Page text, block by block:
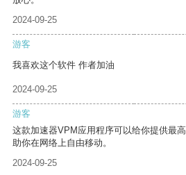
2024-09-25
游客
我喜欢这个软件 作者加油
2024-09-25
游客
这款加速器VPM应用程序可以给你提供最
助你在网络上自由移动。
2024-09-25